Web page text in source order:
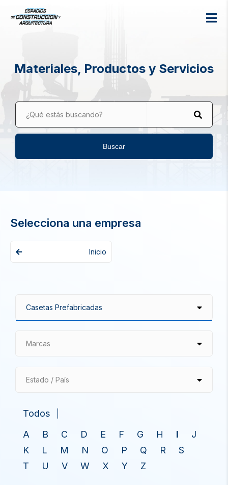
Materiales, Productos y Servicios
¿Qué estás buscando?
Buscar
Selecciona una empresa
Inicio
Marcas
Estado / País
Todos
A
B C D E F G H I
J
K
L M N O P Q R
S
T
U V W X Y Z